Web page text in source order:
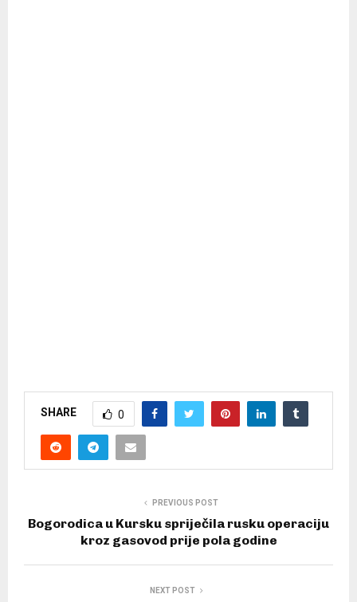
SHARE 0
PREVIOUS POST
Bogorodica u Kursku spriječila rusku operaciju
kroz gasovod prije pola godine
NEXT POST